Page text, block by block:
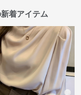
着アイテム